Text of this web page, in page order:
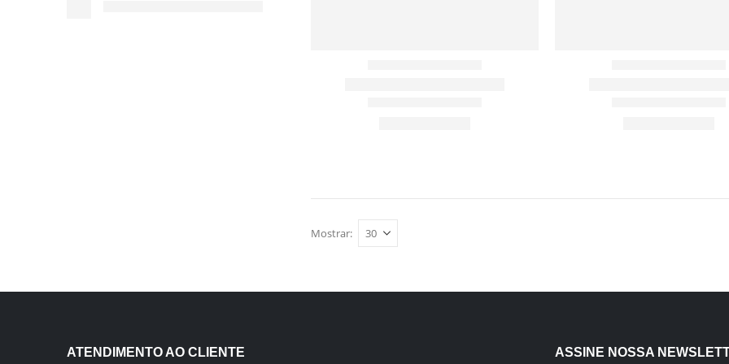
Mostrar:
ATENDIMENTO AO CLIENTE ASSINE NOSSA